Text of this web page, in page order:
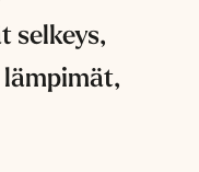
selkeys,